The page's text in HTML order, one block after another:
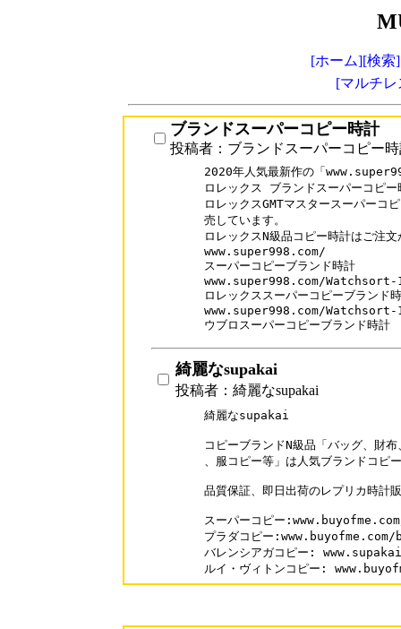
[ホーム][検索]
[マルチ
ブランドスーパーコピー時計
投稿者：ブランドスーパーコピー
2020年人気最新作の「
ロレックス ブランドスーパーコピ
ロレックスGMTマスタースーパーコ
売しています。
ロレックスN級品コピー時計はご注
www.super998.com/
スーパーコピーブランド時計
www.super998.com/
ロレックススーパーコピーブランド
www.super998.com/
ウブロスーパーコピーブランド時計
綺麗なsupakai
投稿者：綺麗なsupakai
綺麗なsupakai
コピーブランドN級品「バッグ、財
、服コピー等」は人気ブランドコピ
品質保証、即日出荷のレプリカ時計
スーパーコピー
プラダコピー
バレンシアガコピー:
ルイ・ヴィトンコピー: